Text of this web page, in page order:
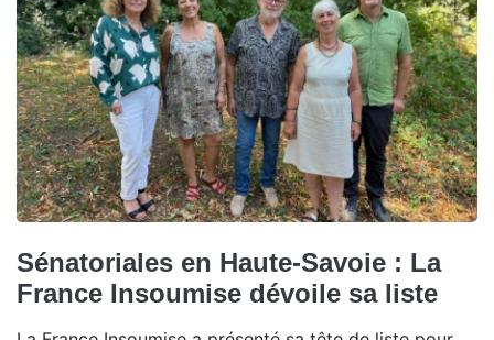
Sénatoriales en Haute-Savoie : La
France Insoumise dévoile sa liste